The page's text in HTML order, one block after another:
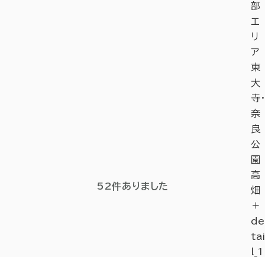
52件ありました
部
エ
リ
ア
東
大
寺・
奈
良
公
園
高
畑
＋
de
tai
l_1